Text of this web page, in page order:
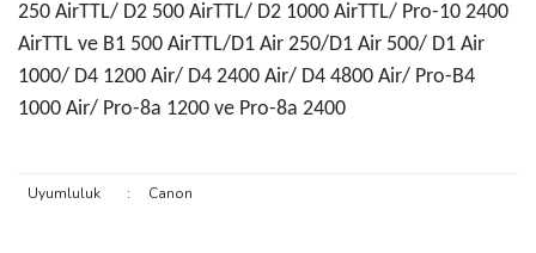
250 AirTTL/ D2 500 AirTTL/ D2 1000 AirTTL/ Pro-10 2400
AirTTL ve B1 500 AirTTL/D1 Air 250/D1 Air 500/ D1 Air
1000/ D4 1200 Air/ D4 2400 Air/ D4 4800 Air/ Pro-B4
1000 Air/ Pro-8a 1200 ve Pro-8a 2400
Uyumluluk : Canon